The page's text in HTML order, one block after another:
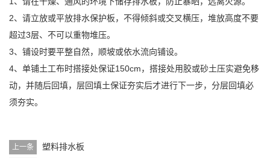
2、请立放或平放排水保护板，不得倾斜或交叉横压，堆放高度不要
超过3层、不可以重物堆压。
3、铺设时要平整自然，顺坡或依水流向铺设。
4、单铺土工布时搭接处保证150cm，搭接处用胶或砂土压实避免移
动，并随后回填，层回填土保证夯实后才进行下一步，分层回填必
须夯实。
上一条 塑料排水板